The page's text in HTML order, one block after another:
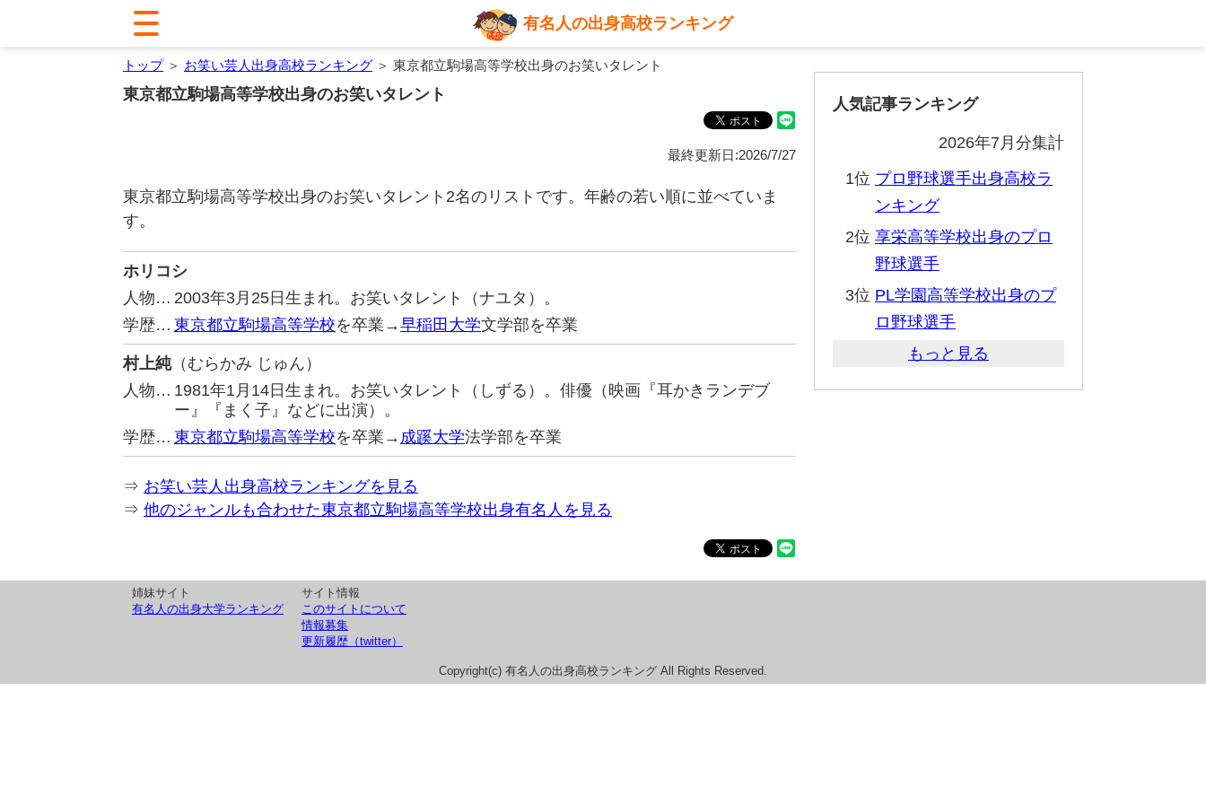
有名人の出身高校ランキング
トップ＞ お笑い芸人出身高校ランキング ＞ 東京都立駒場高等学校出身のお笑いタレント
東京都立駒場高等学校出身のお笑いタレント
最終更新日:2026/7/27
東京都立駒場高等学校出身のお笑いタレント2名のリストです。年齢の若い順に並べていま
す。
ホリコシ
人物… 2003年3月25日生まれ。お笑いタレント（ナユタ）。
学歴… 東京都立駒場高等学校を卒業→早稲田大学文学部を卒業
村上純（むらかみ じゅん）
人物… 1981年1月14日生まれ。お笑いタレント（しずる）。俳優（映画『耳かきランデブ
ー』『まく子』などに出演）。
学歴… 東京都立駒場高等学校を卒業→ 成蹊大学法学部を卒業
⇒ お笑い芸人出身高校ランキングを見る
⇒ 他のジャンルも合わせた東京都立駒場高等学校出身有名人を見る
人気記事ランキング
2026年7月分集計
1位 プロ野球選手出身高校ラ
ンキング
2位 享栄高等学校出身のプロ
野球選手
3位 PL学園高等学校出身のプ
ロ野球選手
もっと見る
姉妹サイト
有名人の出身大学ランキング
サイト情報
このサイトについて
情報募集
更新履歴（twitter）
Copyright(c) 有名人の出身高校ランキング All Rights Reserved.